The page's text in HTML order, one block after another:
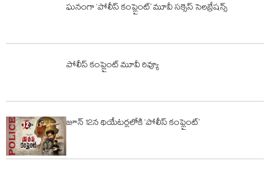
ఘనంగా ‘పోలీస్ కంప్లైంట్’ మూవీ సక్సెస్ సెలబ్రేషన్స్
పోలీస్ కంప్లైంట్ మూవీ రివ్యూ
జూన్ 12న థియేటర్లలోకి ‘పోలీస్ కంప్లైంట్’